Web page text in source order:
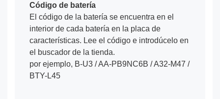
Código de batería
El código de la batería se encuentra en el
interior de cada batería en la placa de
características. Lee el código e introdúcelo en
el buscador de la tienda.
por ejemplo, B-U3 / AA-PB9NC6B / A32-M47 /
BTY-L45